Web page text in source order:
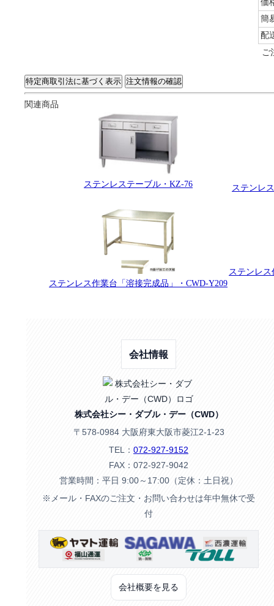
価
簡
配
ご
関連商品
ステンレステーブル・KZ-76 ステンレ
ステンレス作業台「溶接完成品」・CWD-Y209
ステンレス
会社情報
株式会社シー・ダブル・デー（CWD）
〒578-0984 大阪府東大阪市菱江2-1-23
TEL： 072-927-9152
FAX：072-927-9042
営業時間：平日 9:00～17:00（定休：土日祝）
※メール・FAXのご注文・お問い合わせは年中無休で受
付
会社概要を見る